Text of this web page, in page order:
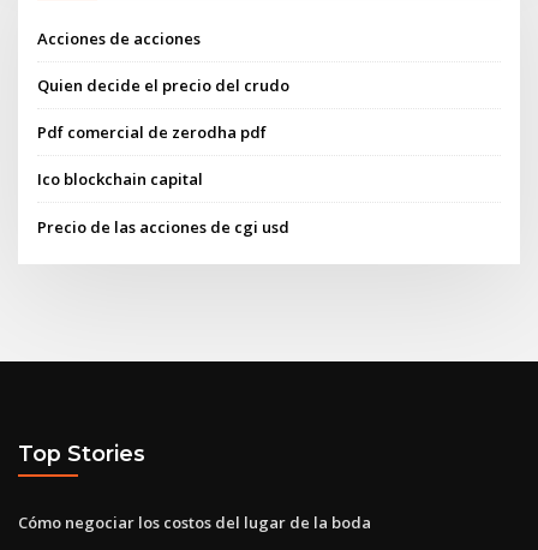
Acciones de acciones
Quien decide el precio del crudo
Pdf comercial de zerodha pdf
Ico blockchain capital
Precio de las acciones de cgi usd
Top Stories
Cómo negociar los costos del lugar de la boda